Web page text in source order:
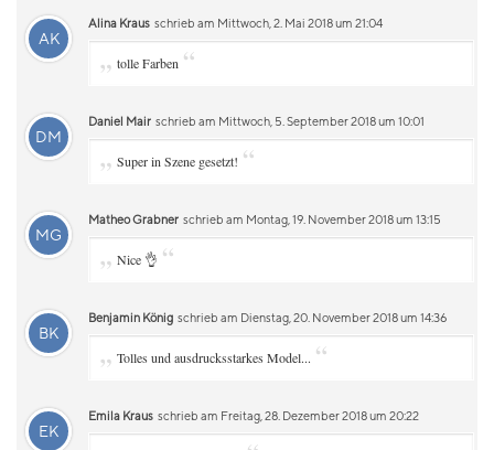
AK
Alina Kraus schrieb am Mittwoch, 2. Mai 2018 um 21:04
„ tolle Farben “
DM
Daniel Mair schrieb am Mittwoch, 5. September 2018 um 10:01
„ Super in Szene gesetzt! “
MG
Matheo Grabner schrieb am Montag, 19. November 2018 um 13:15
„ Nice 👌 “
BK
Benjamin König schrieb am Dienstag, 20. November 2018 um 14:36
„ Tolles und ausdrucksstarkes Model... “
EK
Emila Kraus schrieb am Freitag, 28. Dezember 2018 um 20:22